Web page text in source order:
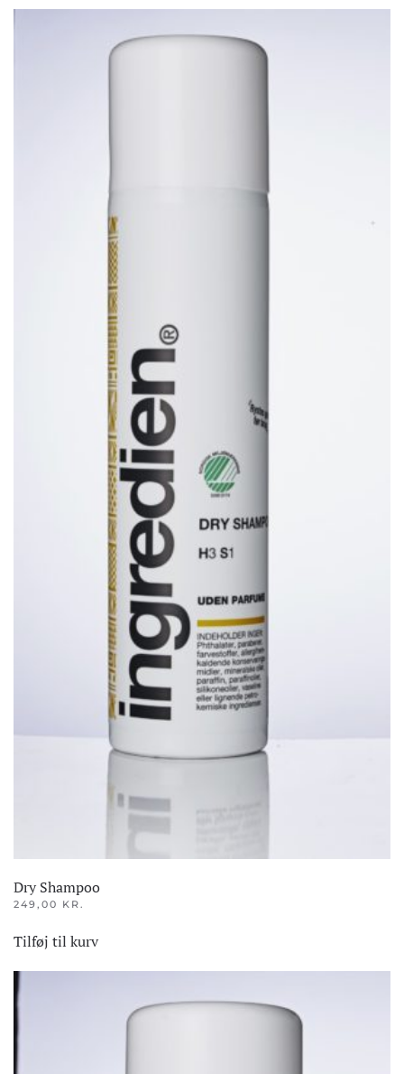
Dry Shampoo
249,00 KR.
Tilføj til kurv